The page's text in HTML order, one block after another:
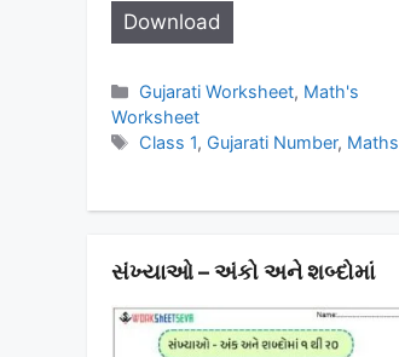
Download
Categories
Gujarati Worksheet, Math's
Worksheet
Tags
Class 1, Gujarati Number, Maths
સંખ્યાઓ – અંકો અને શબ્દોમાં